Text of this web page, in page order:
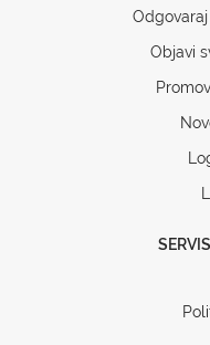
Objavi